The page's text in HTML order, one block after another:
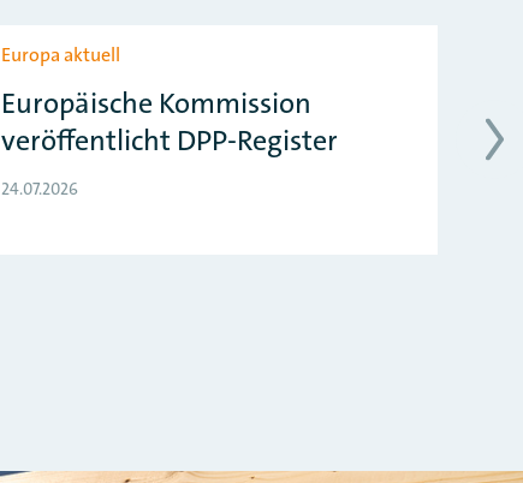
Europa aktuell
Europäische Kommission
veröffentlicht DPP-Register
24.07.2026